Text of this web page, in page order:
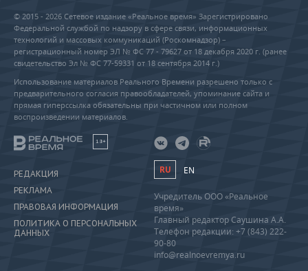
© 2015 - 2026 Сетевое издание «Реальное время» Зарегистрировано
Федеральной службой по надзору в сфере связи, информационных
технологий и массовых коммуникаций (Роскомнадзор) –
регистрационный номер ЭЛ № ФС 77 - 79627 от 18 декабря 2020 г. (ранее
свидетельство Эл № ФС 77-59331 от 18 сентября 2014 г.)
Использование материалов Реального Времени разрешено только с
предварительного согласия правообладателей, упоминание сайта и
прямая гиперссылка обязательны при частичном или полном
воспроизведении материалов.
18+
РЕДАКЦИЯ
РЕКЛАМА
ПРАВОВАЯ ИНФОРМАЦИЯ
ПОЛИТИКА О ПЕРСОНАЛЬНЫХ
ДАННЫХ
RU EN
Учредитель ООО «Реальное
время»
Главный редактор Саушина А.А.
Телефон редакции: +7 (843) 222-
90-80
info@realnoevremya.ru